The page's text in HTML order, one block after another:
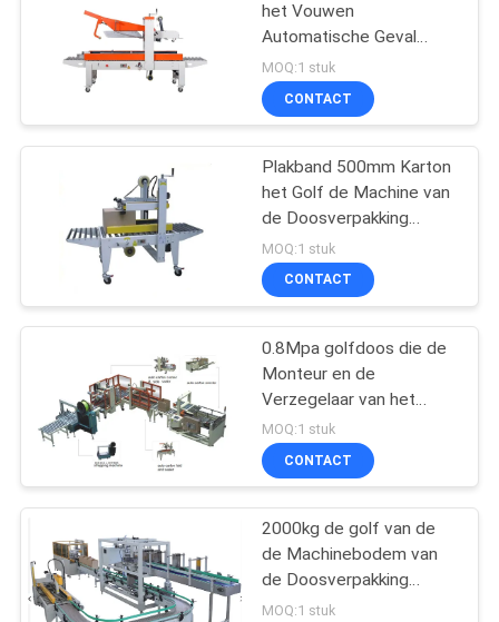
de machine van de
theezakjeverpakking
automatische
kartonnerende
machine
Aseptische
kartonnen
het Vouwen
Automatische Geval
AC110V van de
Kartonverzegelaar
MOQ:1 stuk
CONTACT
Plakband 500mm Karton
het Golf de Machine van
de Doosverpakking
Verzegelen
MOQ:1 stuk
CONTACT
0.8Mpa golfdoos die de
Monteur en de
Verzegelaar van het
Machinekarton vastbindt
MOQ:1 stuk
CONTACT
2000kg de golf van de
de Machinebodem van
de Doosverpakking
Verzegelende Lijn
MOQ:1 stuk